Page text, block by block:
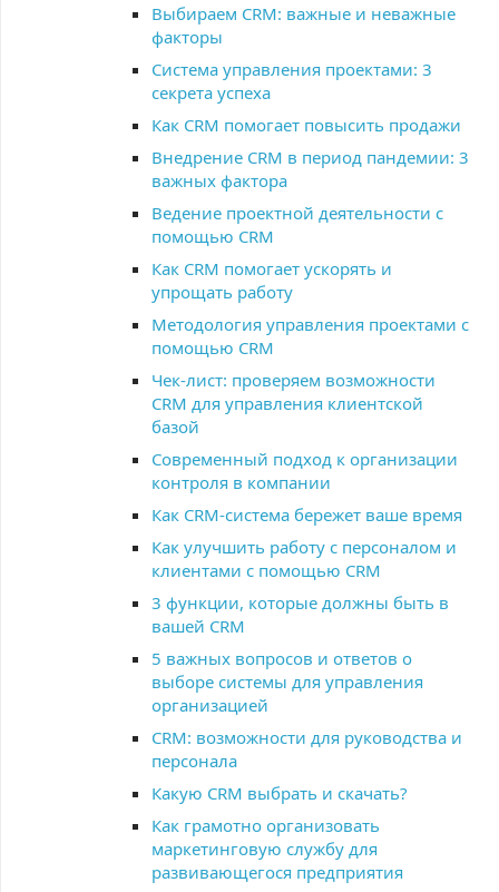
Выбираем CRM: важные и неважные
факторы
Система управления проектами: 3
секрета успеха
Как CRM помогает повысить продажи
Внедрение CRM в период пандемии: 3
важных фактора
Ведение проектной деятельности с
помощью CRM
Как CRM помогает ускорять и
упрощать работу
Методология управления проектами с
помощью CRM
Чек-лист: проверяем возможности
CRM для управления клиентской
базой
Современный подход к организации
контроля в компании
Как CRM-система бережет ваше время
Как улучшить работу с персоналом и
клиентами с помощью CRM
3 функции, которые должны быть в
вашей CRM
5 важных вопросов и ответов о
выборе системы для управления
организацией
CRM: возможности для руководства и
персонала
Какую CRM выбрать и скачать?
Как грамотно организовать
маркетинговую службу для
развивающегося предприятия